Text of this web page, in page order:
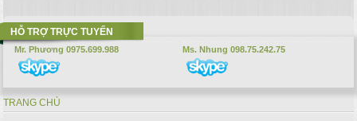
HỖ TRỢ TRỰC TUYẾN
Mr. Phương 0975.699.988 Ms. Nhung 098.75.242.75
Bạn đang ở đây
TRANG CHỦ